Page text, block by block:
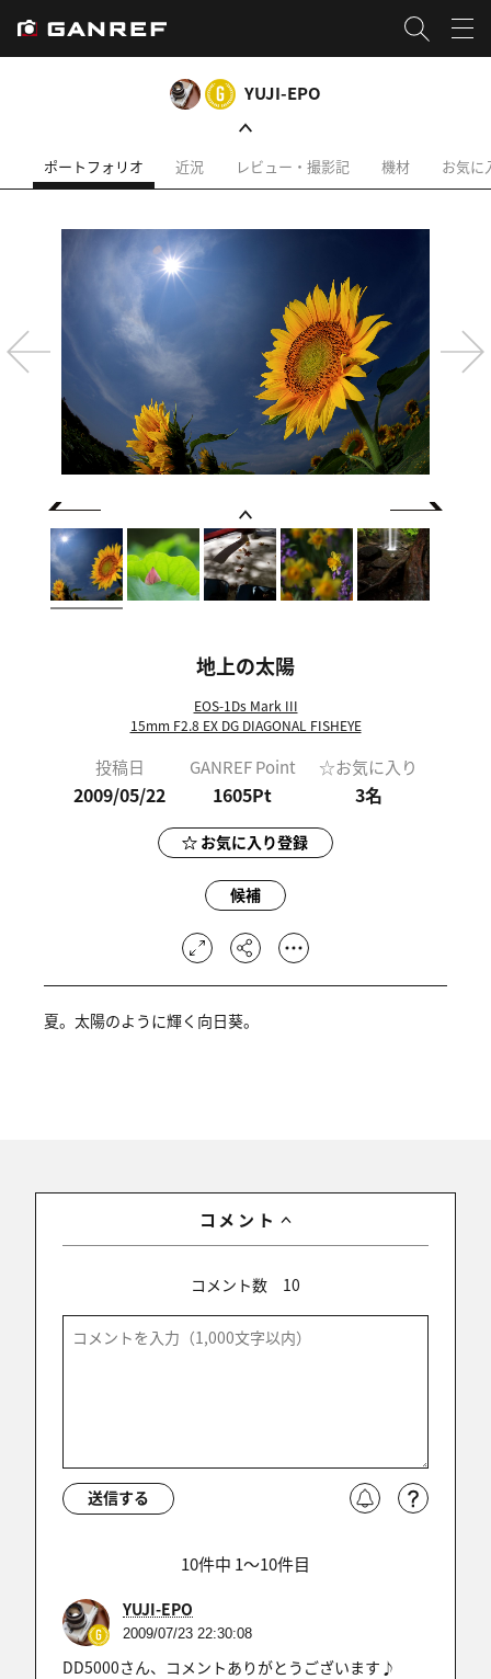
YUJI-EPO
ポートフォリオ 近況 レビュー・撮影記 機材 お気に
地上の太陽
EOS-1Ds Mark III
15mm F2.8 EX DG DIAGONAL FISHEYE
投稿日
2009/05/22
GANREF Point
1605Pt
☆お気に入り
3名
お気に入り登録
候補
夏。太陽のように輝く向日葵。
コメント
コメント数 10
送信する
10件中 1〜10件目
YUJI-EPO
2009/07/23 22:30:08
DD5000さん、コメントありがとうございます♪